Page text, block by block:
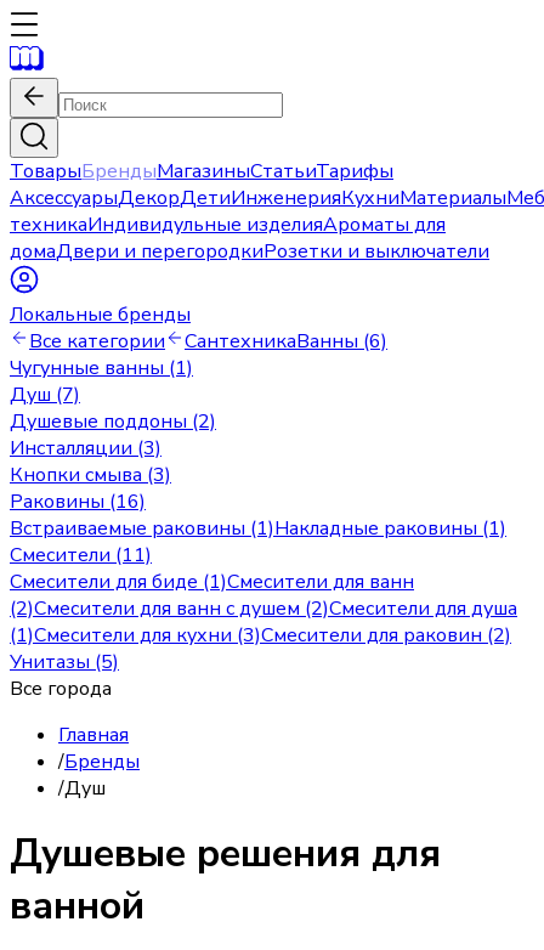
ТоварыБрендыМагазиныСтатьиТарифы
АксессуарыДекорДетиИнженерияКухниМатериалы
техникаИндивидульные изделияАроматы для
домаДвери и перегородкиРозетки и выключатели
Локальные бренды
Все категории
СантехникаВанны (6)
Чугунные ванны (1)
Душ (7)
Душевые поддоны (2)
Инсталляции (3)
Кнопки смыва (3)
Раковины (16)
Встраиваемые раковины (1)Накладные раковины (1)
Смесители (11)
Смесители для биде (1)Смесители для ванн
(2)Смесители для ванн с душем (2)Смесители для душа
(1)Смесители для кухни (3)Смесители для раковин (2)
Унитазы (5)
Все города
Главная
/Бренды
/Душ
Душевые решения для
ванной